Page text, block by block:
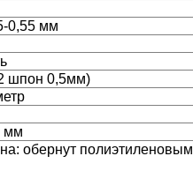
0,55 мм
шпон 0,5мм)
мм
обернут полиэтиленовым